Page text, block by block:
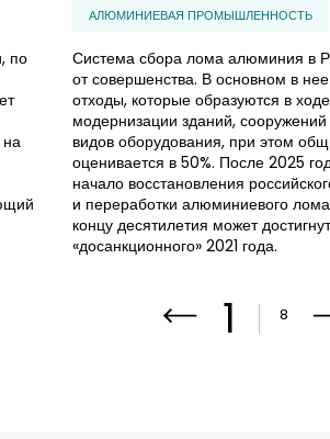
по
на
АЛЮМИНИЕВАЯ ПРОМЫШЛЕННОСТЬ
Система сбора лома алюминия в
от совершенства. В основном в
отходы, которые образуются в
модернизации зданий,
видов оборудования, при этом
оценивается в 50%. После 2025
начало восстановления
и переработки алюминиевого
концу десятилетия может
«досанкционного» 2021 года.
1 8